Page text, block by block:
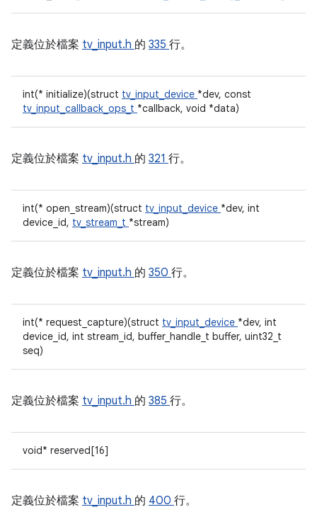
定義位於檔案 tv_input.h 的 335 行。
int(* initialize)(struct tv_input_device *dev, const
tv_input_callback_ops_t *callback, void *data)
定義位於檔案 tv_input.h 的 321 行。
int(* open_stream)(struct tv_input_device *dev, int
device_id, tv_stream_t *stream)
定義位於檔案 tv_input.h 的 350 行。
int(* request_capture)(struct tv_input_device *dev, int
device_id, int stream_id, buffer_handle_t buffer, uint32_t
seq)
定義位於檔案 tv_input.h 的 385 行。
void* reserved[16]
定義位於檔案 tv_input.h 的 400 行。